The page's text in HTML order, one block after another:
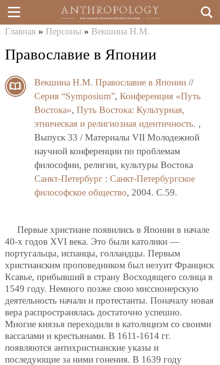
Перейти
к
содержанию
здесь
Главная » Персоны » Векшина Н.М.
Православие в Японии
Векшина Н.М. Православие в Японии //
Серия “Symposium”, Конференция «Путь
Востока», Путь Востока: Культурная,
этническая и религиозная идентичность. ,
Выпуск 33 / Материалы VII Молодежной
научной конференции по проблемам
философии, религии, культуры Востока
Санкт-Петербург : Санкт-Петербургское
философское общество, 2004. C.59.
Первые христиане появились в Японии в начале
40-х годов XVI века. Это были католики —
португальцы, испанцы, голландцы. Первым
христианским проповедником был иезуит Франциск
Ксавье, прибывший в страну Восходящего солнца в
1549 году. Немного позже свою миссионерскую
деятельность начали и протестанты. Поначалу новая
вера распространялась достаточно успешно.
Многие князья переходили в католицизм со своими
вассалами и крестьянами. В 1611-1614 гг.
появляются антихристианские указы и
последующие за ними гонения. В 1639 году